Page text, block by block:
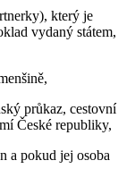
který je
vydaný státem,
průkaz, cestovní
České republiky,
a pokud jej osoba